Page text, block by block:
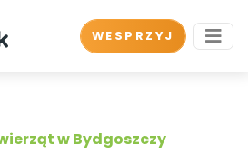
WESPRZYJ
w Bydgoszczy